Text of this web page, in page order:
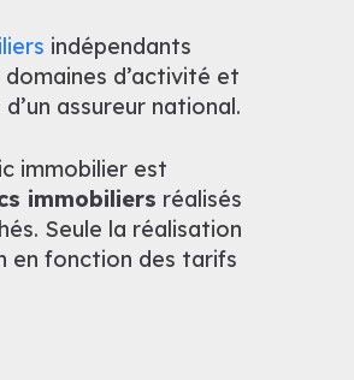
indépendants
d’activité et
assureur national.
immobilier est
immobiliers réalisés
Seule la réalisation
en fonction des tarifs